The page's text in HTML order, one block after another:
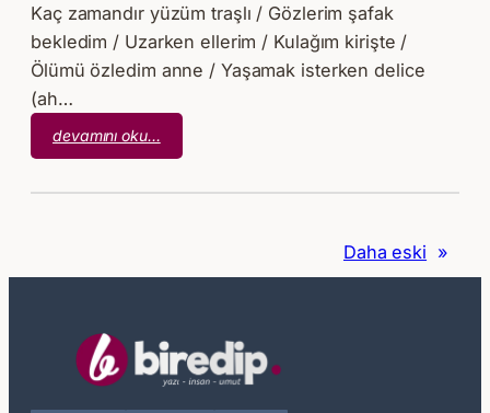
Kaç zamandır yüzüm traşlı / Gözlerim şafak
bekledim / Uzarken ellerim / Kulağım kirişte /
Ölümü özledim anne / Yaşamak isterken delice
(ah…
devamını oku…
Anneler
Bilemeyen
Daha eski »